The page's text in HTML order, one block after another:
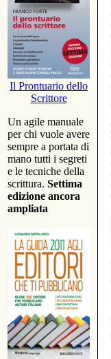
Il Prontuario dello
Scrittore
Un agile manuale
per chi vuole avere
sempre a portata di
mano tutti i segreti
e le tecniche della
scrittura. Settima
edizione ancora
ampliata